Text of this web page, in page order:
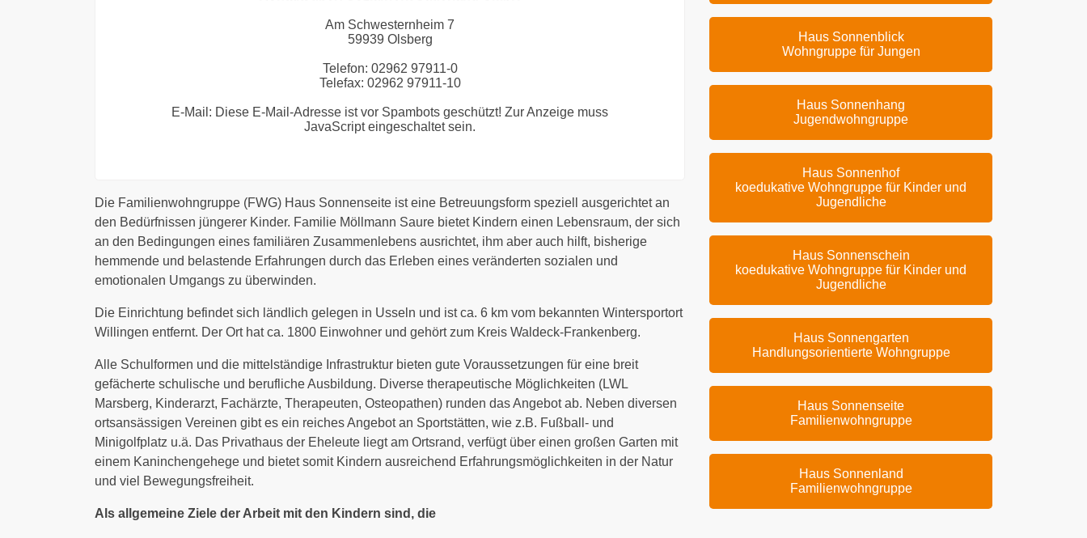
Am Schwesternheim 7
59939 Olsberg
Telefon: 02962 97911-0
Telefax: 02962 97911-10
E-Mail: Diese E-Mail-Adresse ist vor Spambots geschützt! Zur Anzeige muss
JavaScript eingeschaltet sein.
Die Familienwohngruppe (FWG) Haus Sonnenseite ist eine Betreuungsform speziell ausgerichtet an
den Bedürfnissen jüngerer Kinder. Familie Möllmann Saure bietet Kindern einen Lebensraum, der sich
an den Bedingungen eines familiären Zusammenlebens ausrichtet, ihm aber auch hilft, bisherige
hemmende und belastende Erfahrungen durch das Erleben eines veränderten sozialen und
emotionalen Umgangs zu überwinden.
Die Einrichtung befindet sich ländlich gelegen in Usseln und ist ca. 6 km vom bekannten Wintersportort
Willingen entfernt. Der Ort hat ca. 1800 Einwohner und gehört zum Kreis Waldeck-Frankenberg.
Alle Schulformen und die mittelständige Infrastruktur bieten gute Voraussetzungen für eine breit
gefächerte schulische und berufliche Ausbildung. Diverse therapeutische Möglichkeiten (LWL
Marsberg, Kinderarzt, Fachärzte, Therapeuten, Osteopathen) runden das Angebot ab. Neben diversen
ortsansässigen Vereinen gibt es ein reiches Angebot an Sportstätten, wie z.B. Fußball- und
Minigolfplatz u.ä. Das Privathaus der Eheleute liegt am Ortsrand, verfügt über einen großen Garten mit
einem Kaninchengehege und bietet somit Kindern ausreichend Erfahrungsmöglichkeiten in der Natur
und viel Bewegungsfreiheit.
Als allgemeine Ziele der Arbeit mit den Kindern sind, die
Haus Sonnenblick
Wohngruppe für Jungen
Haus Sonnenhang
Jugendwohngruppe
Haus Sonnenhof
koedukative Wohngruppe für Kinder und
Jugendliche
Haus Sonnenschein
koedukative Wohngruppe für Kinder und
Jugendliche
Haus Sonnengarten
Handlungsorientierte Wohngruppe
Haus Sonnenseite
Familienwohngruppe
Haus Sonnenland
Familienwohngruppe